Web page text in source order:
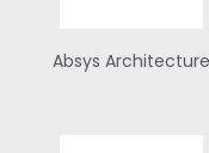
Absys Architecture